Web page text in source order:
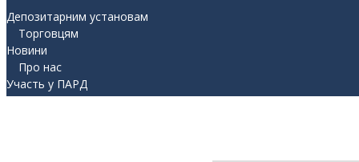
Депозитарним установам
Торговцям
Новини
Про нас
Участь у ПАРД
Прес-центр